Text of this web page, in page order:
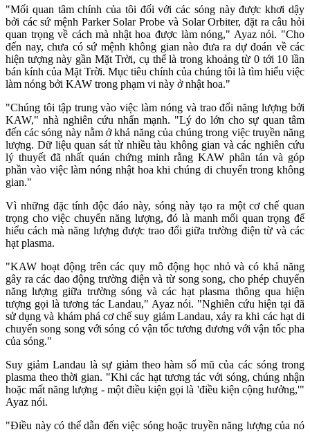
"Mối quan tâm chính của tôi đối với các sóng này được khơi dậy
bởi các sứ mệnh Parker Solar Probe và Solar Orbiter, đặt ra câu hỏi
quan trọng về cách mà nhật hoa được làm nóng," Ayaz nói. "Cho
đến nay, chưa có sứ mệnh không gian nào đưa ra dự đoán về các
hiện tượng này gần Mặt Trời, cụ thể là trong khoảng từ 0 tới 10 lần
bán kính của Mặt Trời. Mục tiêu chính của chúng tôi là tìm hiểu việc
làm nóng bởi KAW trong phạm vi này ở nhật hoa."
"Chúng tôi tập trung vào việc làm nóng và trao đổi năng lượng bởi
KAW," nhà nghiên cứu nhấn mạnh. "Lý do lớn cho sự quan tâm
đến các sóng này nằm ở khả năng của chúng trong việc truyền năng
lượng. Dữ liệu quan sát từ nhiều tàu không gian và các nghiên cứu
lý thuyết đã nhất quán chứng minh rằng KAW phân tán và góp
phần vào việc làm nóng nhật hoa khi chúng di chuyển trong không
gian."
Vì những đặc tính độc đáo này, sóng này tạo ra một cơ chế quan
trọng cho việc chuyển năng lượng, đó là manh mối quan trọng để
hiểu cách mà năng lượng được trao đổi giữa trường điện từ và các
hạt plasma.
"KAW hoạt động trên các quy mô động học nhỏ và có khả năng
gây ra các dao động trường điện và từ song song, cho phép chuyển
năng lượng giữa trường sóng và các hạt plasma thông qua hiện
tượng gọi là tương tác Landau," Ayaz nói. "Nghiên cứu hiện tại đã
sử dụng và khám phá cơ chế suy giảm Landau, xảy ra khi các hạt di
chuyển song song với sóng có vận tốc tương đương với vận tốc pha
của sóng."
Suy giảm Landau là sự giảm theo hàm số mũ của các sóng trong
plasma theo thời gian. "Khi các hạt tương tác với sóng, chúng nhận
hoặc mất năng lượng - một điều kiện gọi là 'điều kiện cộng hưởng,'"
Ayaz nói.
"Điều này có thể dẫn đến việc sóng hoặc truyền năng lượng của nó